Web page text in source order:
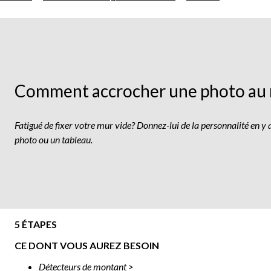
une
Comment accrocher une photo au
Fatigué de fixer votre mur vide? Donnez-lui de la personnalité en y
photo ou un tableau.
5 ÉTAPES
CE DONT VOUS AUREZ BESOIN
Détecteurs de montant >